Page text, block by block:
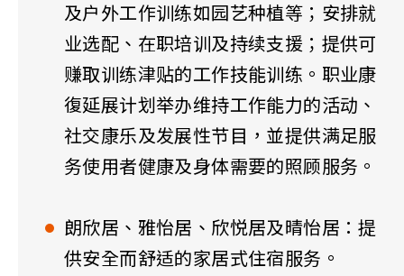
及户外工作训练如园艺种植等；安排就
业选配、在职培训及持续支援；提供可
赚取训练津贴的工作技能训练。职业康
復延展计划举办维持工作能力的活动、
社交康乐及发展性节目，並提供满足服
务使用者健康及身体需要的照顾服务。
朗欣居、雅怡居、欣悦居及晴怡居：提
供安全而舒适的家居式住宿服务。